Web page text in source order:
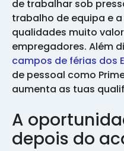
de trabalhar sob
trabalho de equipa e
qualidades muito
empregadores. Além
campos de férias dos
de pessoal como
aumenta as tuas
A
depois do